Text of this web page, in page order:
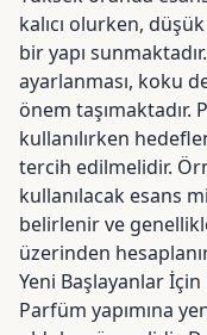
kalıcı olurken,
bir yapı
ayarlanması, koku
önem
kullanılırken
tercih edilmelidir.
kullanılacak esans
belirlenir ve
üzerinden
Yeni Başlayanlar
Parfüm yapımına